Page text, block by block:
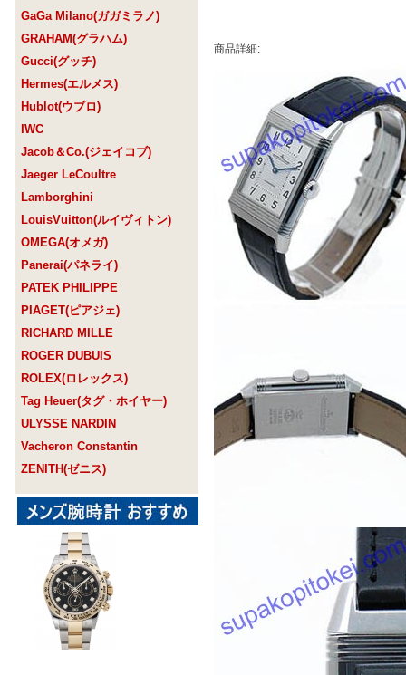
GaGa Milano(ガガミラノ)
GRAHAM(グラハム)
Gucci(グッチ)
Hermes(エルメス)
Hublot(ウブロ)
IWC
Jacob＆Co.(ジェイコブ)
Jaeger LeCoultre
Lamborghini
LouisVuitton(ルイヴィトン)
OMEGA(オメガ)
Panerai(パネライ)
PATEK PHILIPPE
PIAGET(ピアジェ)
RICHARD MILLE
ROGER DUBUIS
ROLEX(ロレックス)
Tag Heuer(タグ・ホイヤー)
ULYSSE NARDIN
Vacheron Constantin
ZENITH(ゼニス)
商品詳細: